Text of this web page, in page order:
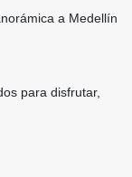
a Medellín
para disfrutar,